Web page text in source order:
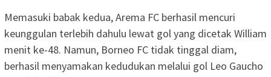
Memasuki babak kedua, Arema FC berhasil mencuri
keunggulan terlebih dahulu lewat gol yang dicetak William
menit ke-48. Namun, Borneo FC tidak tinggal diam,
berhasil menyamakan kedudukan melalui gol Leo Gaucho